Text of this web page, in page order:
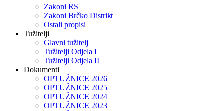
Zakoni RS
Zakoni Brčko Distrikt
Ostali propisi
Tužitelji
Glavni tužitelj
Tužitelji Odjela I
Tužitelji Odjela II
Dokumenti
OPTUŽNICE 2026
OPTUŽNICE 2025
OPTUŽNICE 2024
OPTUŽNICE 2023